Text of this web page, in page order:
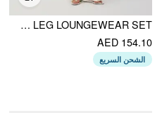
COTTON-BLEND STRIPED BOWKNOT CAMI TOP & MID RISE WIDE LEG LOUNGEWEAR SET
AED 154.10
الشحن السريع